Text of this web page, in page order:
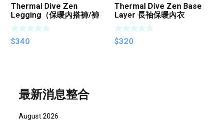
Thermal Dive Zen
Legging（保暖內搭褲/褲
底層衣）
$340
Thermal Dive Zen Base
Layer 長袖保暖內衣
$320
最新消息整合
August 2026